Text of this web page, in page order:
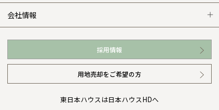
WEB住宅展示場
お近くの展示場
イベント情報
カタログ請求（無料）
展示場案内
ワザックとは
高い信頼性
安心の管理体制
会社情報
会社情報 トップ
ニュースリリース
採用情報
用地売却をご希望の方
東日本ハウスは日本ハウスHDへ